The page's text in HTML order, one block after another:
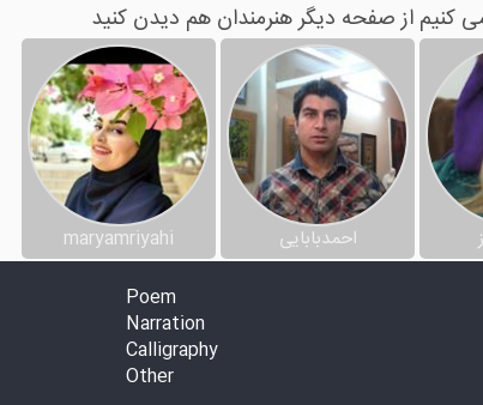
کنیم از صفحه دیگر هنرمندان هم دیدن کنید
احمدبابایی
maryamriyahi
Poem
Narration
Calligraphy
Other